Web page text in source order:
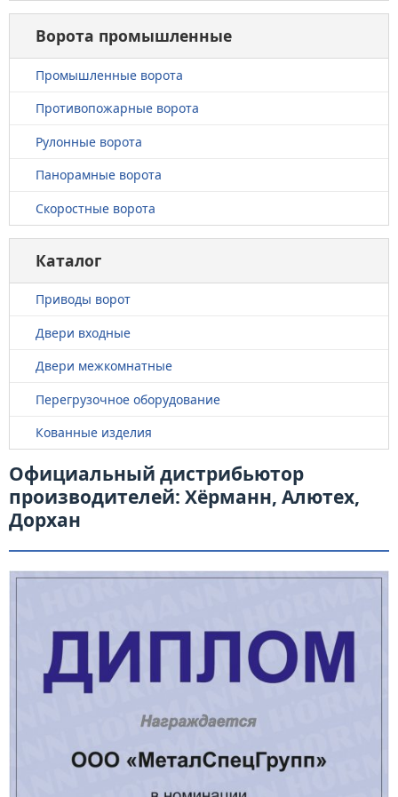
Ворота промышленные
Промышленные ворота
Противопожарные ворота
Рулонные ворота
Панорамные ворота
Скоростные ворота
Каталог
Приводы ворот
Двери входные
Двери межкомнатные
Перегрузочное оборудование
Кованные изделия
Официальный дистрибьютор
производителей: Хёрманн, Алютех,
Дорхан